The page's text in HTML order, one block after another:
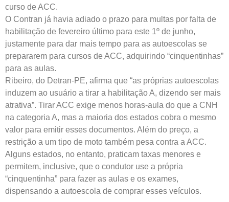
curso de ACC.
O Contran já havia adiado o prazo para multas por falta de
habilitação de fevereiro último para este 1º de junho,
justamente para dar mais tempo para as autoescolas se
prepararem para cursos de ACC, adquirindo “cinquentinhas”
para as aulas.
Ribeiro, do Detran-PE, afirma que “as próprias autoescolas
induzem ao usuário a tirar a habilitação A, dizendo ser mais
atrativa”. Tirar ACC exige menos horas-aula do que a CNH
na categoria A, mas a maioria dos estados cobra o mesmo
valor para emitir esses documentos. Além do preço, a
restrição a um tipo de moto também pesa contra a ACC.
Alguns estados, no entanto, praticam taxas menores e
permitem, inclusive, que o condutor use a própria
“cinquentinha” para fazer as aulas e os exames,
dispensando a autoescola de comprar esses veículos.